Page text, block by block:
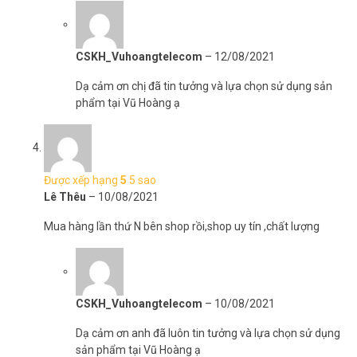
>> Xem thêm:Camera IP Wifi 4.0MP IPC-G42P-IMOU
Thông số kỹ thuật camera giám sát không
dây IPC-G26EP-IMOU
– Độ phân giải 2 MPixel cảm biến CMOS kích thước 1/2.7”,
25/30fps@2.0M(1920×1080)
– Chuẩn nén H.265
– Chế độ ngày đêm(ICR), chống ngược sáng DWDR, tự động cân
bằng trắng (AWB), tự động bù sáng (AGC), chống ngược
sáng(BLC), Chống nhiễu (3D-DNR)
– Ống kính cố định 2.8mm cho góc nhìn 101°(H), 54°(V), 123°(D)
– Tầm xa hồng ngoại 30m với công nghệ hồng ngoại thông minh
Camera ngoài trờihỗ trợ khe cắm thẻ nhớ Micro SD, Max 128GB
– Tích hợp Wi-Fi(IEEE802.11b/g/n) khoảng cách 100m với 2 ăng
CSKH_Vuhoangtelecom – 12/08/2021
Dạ cảm ơn chị đã tin tưởng và lựa chọn sử dụng sản
phẩm tại Vũ Hoàng ạ
Được xếp hạng 5 5 sao
Lê Thêu – 10/08/2021
Mua hàng lần thứ N bên shop rồi,shop uy tín ,chất lượng
CSKH_Vuhoangtelecom – 10/08/2021
Dạ cảm ơn anh đã luôn tin tưởng và lựa chọn sử dụng
sản phẩm tại Vũ Hoàng ạ